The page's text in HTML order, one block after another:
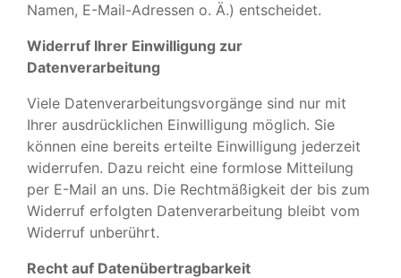
Namen, E-Mail-Adressen o. Ä.) entscheidet.
Widerruf Ihrer Einwilligung zur
Datenverarbeitung
Viele Datenverarbeitungsvorgänge sind nur mit
Ihrer ausdrücklichen Einwilligung möglich. Sie
können eine bereits erteilte Einwilligung jederzeit
widerrufen. Dazu reicht eine formlose Mitteilung
per E-Mail an uns. Die Rechtmäßigkeit der bis zum
Widerruf erfolgten Datenverarbeitung bleibt vom
Widerruf unberührt.
Recht auf Datenübertragbarkeit